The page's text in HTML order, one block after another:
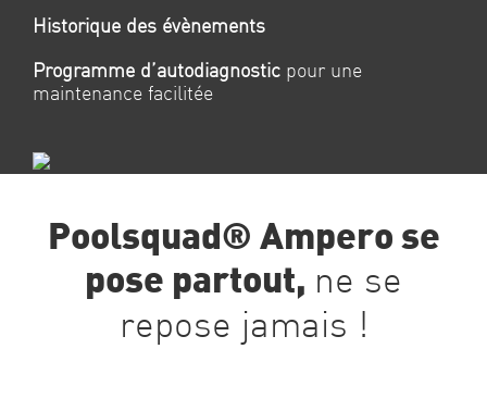
Historique des évènements
Programme d’autodiagnosticpour une
maintenance facilitée
Poolsquad® Ampero se
pose partout, ne se
repose jamais !